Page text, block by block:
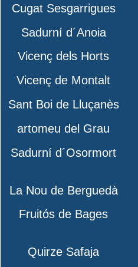
Cugat Sesgarrigues
Sadurní d´Anoia
Vicenç dels Horts
Vicenç de Montalt
Sant Boi de Lluçanès
artomeu del Grau
Sadurní d´Osormort
La Nou de Berguedà
Fruitós de Bages
Quirze Safaja